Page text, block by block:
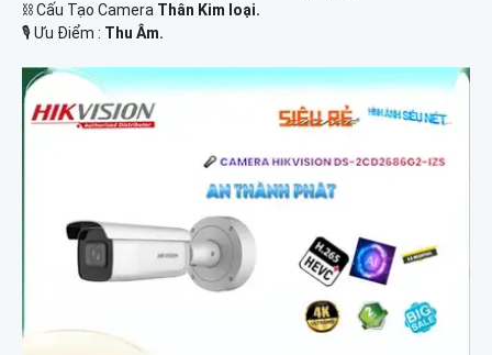
⛓ Cấu Tạo Camera Thân Kim loại.
️🎙 Ưu Điểm : Thu Âm.